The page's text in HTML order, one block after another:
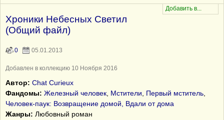
Хроники Небесных Светил
(Общий файл)
0 05.01.2013
Добавлен в коллекцию 10 Ноября 2016
Автор: Chat Curieux
Фандомы: Железный человек Мстители Первый мститель
Человек-паук: Возвращение домой, Вдали от дома
Жанры: Любовный роман